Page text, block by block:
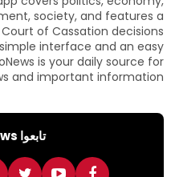
society, and features a
of Cassation decisions
interface and an easy
is your daily source for
and important information.
تابعوا Carino News